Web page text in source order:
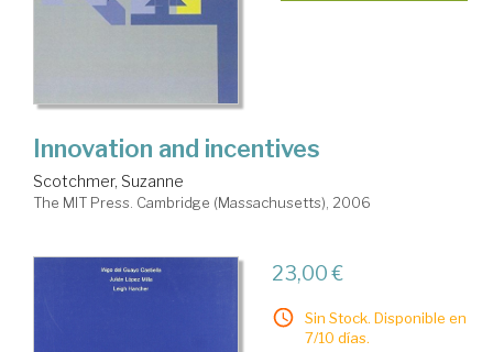
Innovation and incentives
Scotchmer, Suzanne
The MIT Press. Cambridge (Massachusetts), 2006
23,00 €
Sin Stock. Disponible en
7/10 días.